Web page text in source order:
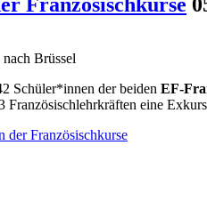
Brüssel
Schüler*innen der beiden EF-
Französischlehrkräften eine
der Französischkurse